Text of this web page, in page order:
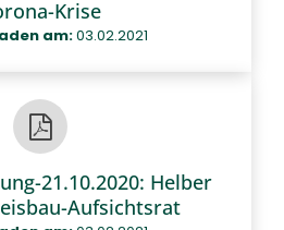
Krise
am:03.02.2021
21.10.2020: Helber
Aufsichtsrat